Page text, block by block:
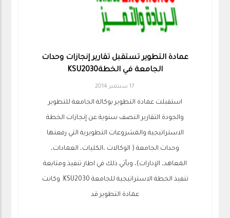
عمادة التطوير تستقبل تقارير إنجازات وحدات
الجامعة في الخطةKSU2030
17 سبتمبر 2014
استقبلت عمادة التطوير بوكالة الجامعة للتطوير
والجودة التقارير النصف سنوية عن إنجازات الخطة
الاستراتيجية والمشروعات التطويرية التي رفعتها
وحدات الجامعة ( الوكالات ،الكليات، العمادات،
المعاهد، الإدارات)، ويأتي ذلك في اطار تنفيذ ومتابعة
تنفيذ الخطة الاستراتيجية للجامعة KSU2030. وكانت
عمادة التطوير قد